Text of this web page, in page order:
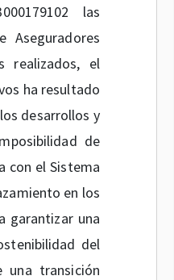
las
Aseguradores
realizados, el
ha resultado
desarrollos y
de
con el Sistema
en los
garantizar una
del
una transición